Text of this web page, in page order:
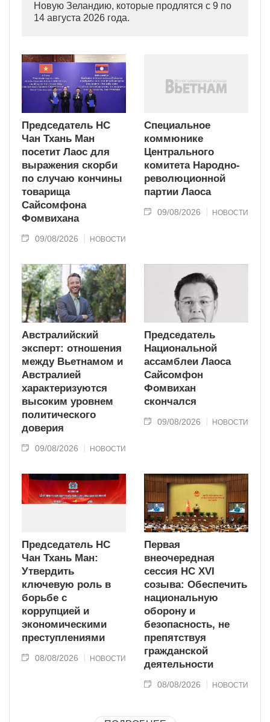
Новую Зеландию, которые продлятся с 9 по
14 августа 2026 года.
Председатель НС
Чан Тхань Ман
посетит Лаос для
выражения скорби
по случаю кончины
товарища
Сайсомфона
Фомвихана
09/08/2026 НОВОСТИ
Специальное
коммюнике
Центрального
комитета Народно-
революционной
партии Лаоса
09/08/2026 НОВОСТИ
Австралийский
эксперт: отношения
между Вьетнамом и
Австралией
характеризуются
высоким уровнем
политического
доверия
09/08/2026 НОВОСТИ
Председатель
Национальной
ассамблеи Лаоса
Сайсомфон
Фомвихан
скончался
09/08/2026 НОВОСТИ
Председатель НС
Чан Тхань Ман:
Утвердить
ключевую роль в
борьбе с
коррупцией и
экономическими
преступлениями
08/08/2026 НОВОСТИ
Первая
внеочередная
сессия НС XVI
созыва: Обеспечить
национальную
оборону и
безопасность, не
препятствуя
гражданской
деятельности
08/08/2026 НОВОСТИ